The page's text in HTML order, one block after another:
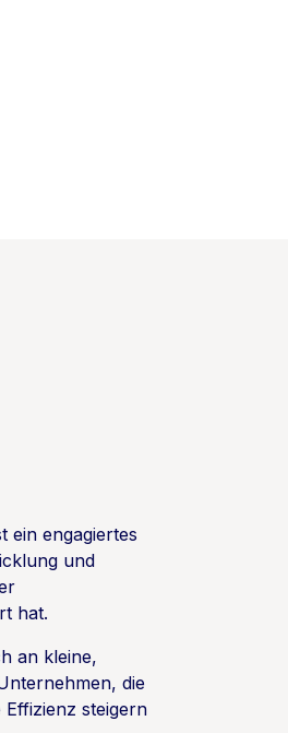
ein engagiertes
und
hat.
an kleine,
die
steigern